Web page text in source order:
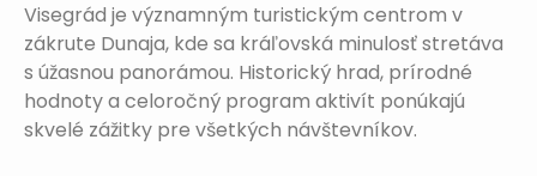
Visegrád je významným turistickým centrom v
zákrute Dunaja, kde sa kráľovská minulosť stretáva
s úžasnou panorámou. Historický hrad, prírodné
hodnoty a celoročný program aktivít ponúkajú
skvelé zážitky pre všetkých návštevníkov.